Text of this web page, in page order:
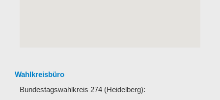
Wahlkreisbüro
Bundestagswahlkreis 274 (Heidelberg):